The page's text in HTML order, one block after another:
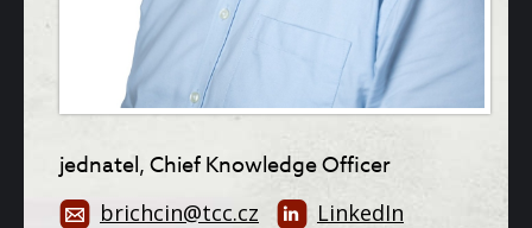
jednatel, Chief Knowledge Officer
brichcin@tcc.cz LinkedIn